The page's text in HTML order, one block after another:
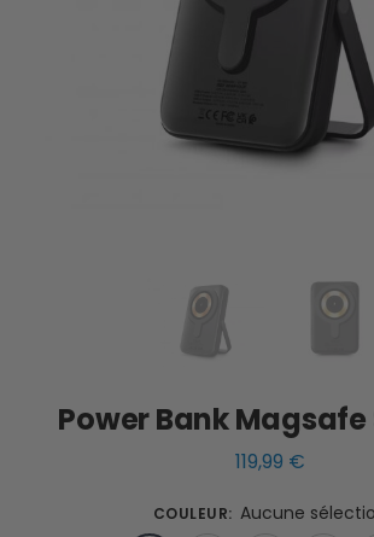
Power Bank Magsafe
119,99 €
COULEUR: Aucune